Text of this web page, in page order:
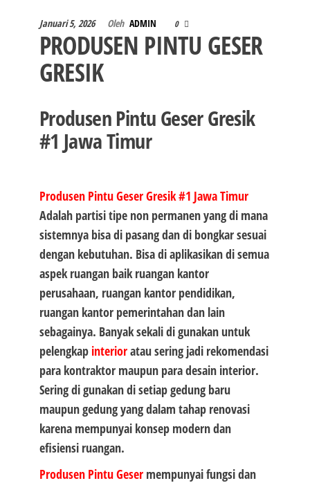
Januari 5, 2026 Oleh ADMIN 0
PRODUSEN PINTU GESER
GRESIK
Produsen Pintu Geser Gresik
#1 Jawa Timur
Produsen Pintu Geser Gresik #1 Jawa Timur
Adalah partisi tipe non permanen yang di mana
sistemnya bisa di pasang dan di bongkar sesuai
dengan kebutuhan. Bisa di aplikasikan di semua
aspek ruangan baik ruangan kantor
perusahaan, ruangan kantor pendidikan,
ruangan kantor pemerintahan dan lain
sebagainya. Banyak sekali di gunakan untuk
pelengkapinterioratau sering jadi rekomendasi
para kontraktor maupun para desain interior.
Sering di gunakan di setiap gedung baru
maupun gedung yang dalam tahap renovasi
karena mempunyai konsep modern dan
efisiensi ruangan.
Produsen Pintu Geser mempunyai fungsi dan